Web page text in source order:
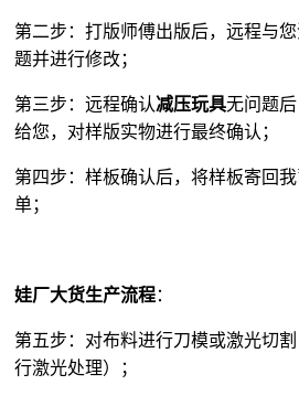
第二步：打版师傅出版后，远程与
题并进行修改；
第三步：远程确认减压玩具无问题
给您，对样版实物进行最终确认；
第四步：样板确认后，将样板寄回
单；
娃厂大货生产流程：
第五步：对布料进行刀模或激光切
行激光处理）；